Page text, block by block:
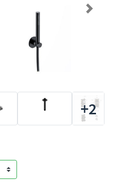
Next
+2